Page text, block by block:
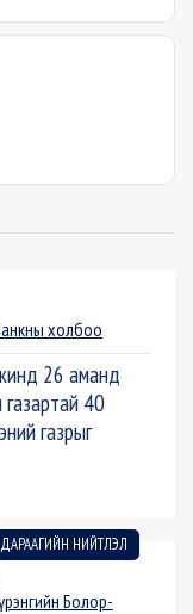
холбоо
26 аманд
газартай 40
газрыг
ДАРААГИЙН НИЙТЛЭЛ
Болор-